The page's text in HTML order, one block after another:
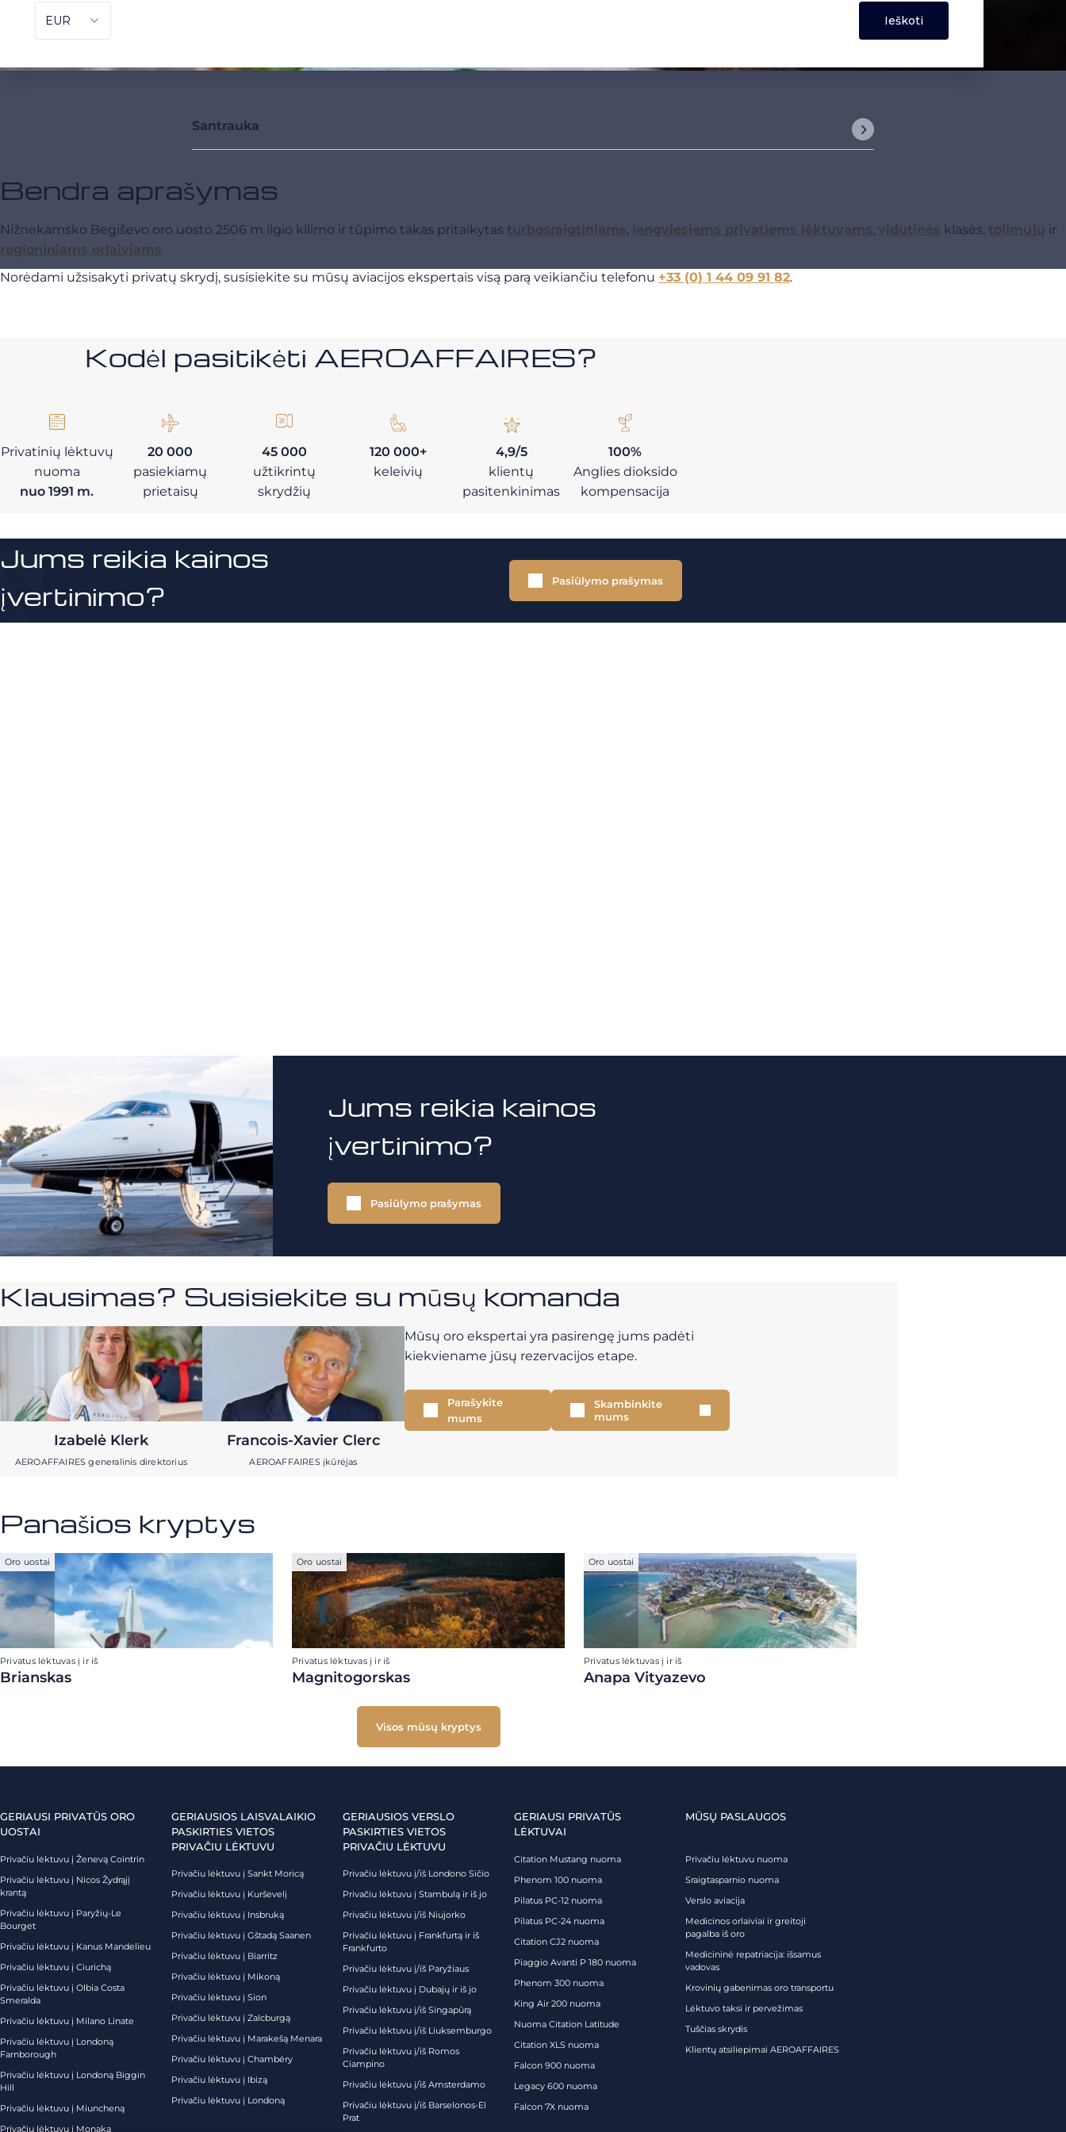
Santrauka
Bendra aprašymas
Nižnekamsko Begiševo oro uosto 2506 m ilgio kilimo ir tūpimo takas pritaikytas turbosraigtiniams, lengviesiems privatiems lėktuvams, vidutinės klasės, tolimųjų ir
regioniniams orlaiviams
Norėdami užsisakyti privatų skrydį, susisiekite su mūsų aviacijos ekspertais visą parą veikiančiu telefonu +33 (0) 1 44 09 91 82.
Kodėl pasitikėti AEROAFFAIRES?
Privatinių lėktuvų
nuoma
nuo 1991 m.
20 000
pasiekiamų
prietaisų
45 000
užtikrintų
skrydžių
120 000+
keleivių
4,9/5
klientų
pasitenkinimas
100%
Anglies dioksido
kompensacija
Jums reikia kainos
įvertinimo?
Pasiūlymo prašymas
Jums reikia kainos
įvertinimo?
Pasiūlymo prašymas
Klausimas? Susisiekite su mūsų komanda
Izabelė Klerk
AEROAFFAIRES generalinis direktorius
Francois-Xavier Clerc
AEROAFFAIRES įkūrėjas
Mūsų oro ekspertai yra pasirengę jums padėti
kiekviename jūsų rezervacijos etape.
Parašykite
mums
Skambinkite
mums
Panašios kryptys
Oro uostai
Privatus lėktuvas į ir iš
Brianskas
Oro uostai
Privatus lėktuvas į ir iš
Magnitogorskas
Oro uostai
Privatus lėktuvas į ir iš
Anapa Vityazevo
Visos mūsų kryptys
GERIAUSI PRIVATŪS ORO
UOSTAI
Privačiu lėktuvu į Ženevą Cointrin
Privačiu lėktuvu į Nicos Žydrąjį
krantą
Privačiu lėktuvu į Paryžių-Le
Bourget
Privačiu lėktuvu į Kanus Mandelieu
Privačiu lėktuvu į Ciurichą
Privačiu lėktuvu į Olbia Costa
Smeralda
Privačiu lėktuvu į Milano Linate
Privačiu lėktuvu į Londoną
Farnborough
Privačiu lėktuvu į Londoną Biggin
Hill
Privačiu lėktuvu į Miuncheną
Privačiu lėktuvu į Monaką
GERIAUSIOS LAISVALAIKIO
PASKIRTIES VIETOS
PRIVAČIU LĖKTUVU
Privačiu lėktuvu į Sankt Moricą
Privačiu lėktuvu į Kurševelį
Privačiu lėktuvu į Insbruką
Privačiu lėktuvu į Gštadą Saanen
Privačiu lėktuvu į Biarritz
Privačiu lėktuvu į Mikoną
Privačiu lėktuvu į Sion
Privačiu lėktuvu į Zalcburgą
Privačiu lėktuvu į Marakešą Menara
Privačiu lėktuvu į Chambéry
Privačiu lėktuvu į Ibizą
Privačiu lėktuvu į Londoną
GERIAUSIOS VERSLO
PASKIRTIES VIETOS
PRIVAČIU LĖKTUVU
Privačiu lėktuvu į/iš Londono Sičio
Privačiu lėktuvu į Stambulą ir iš jo
Privačiu lėktuvu į/iš Niujorko
Privačiu lėktuvu į Frankfurtą ir iš
Frankfurto
Privačiu lėktuvu į/iš Paryžiaus
Privačiu lėktuvu į Dubajų ir iš jo
Privačiu lėktuvu į/iš Singapūrą
Privačiu lėktuvu į/iš Liuksemburgo
Privačiu lėktuvu į/iš Romos
Ciampino
Privačiu lėktuvu į/iš Amsterdamo
Privačiu lėktuvu į/iš Barselonos-El
Prat
GERIAUSI PRIVATŪS
LĖKTUVAI
Citation Mustang nuoma
Phenom 100 nuoma
Pilatus PC-12 nuoma
Pilatus PC-24 nuoma
Citation CJ2 nuoma
Piaggio Avanti P 180 nuoma
Phenom 300 nuoma
King Air 200 nuoma
Nuoma Citation Latitude
Citation XLS nuoma
Falcon 900 nuoma
Legacy 600 nuoma
Falcon 7X nuoma
MŪSŲ PASLAUGOS
Privačiu lėktuvu nuoma
Sraigtasparnio nuoma
Verslo aviacija
Medicinos orlaiviai ir greitoji
pagalba iš oro
Medicininė repatriacija: išsamus
vadovas
Krovinių gabenimas oro transportu
Lėktuvo taksi ir pervežimas
Tuščias skrydis
Klientų atsiliepimai AEROAFFAIRES